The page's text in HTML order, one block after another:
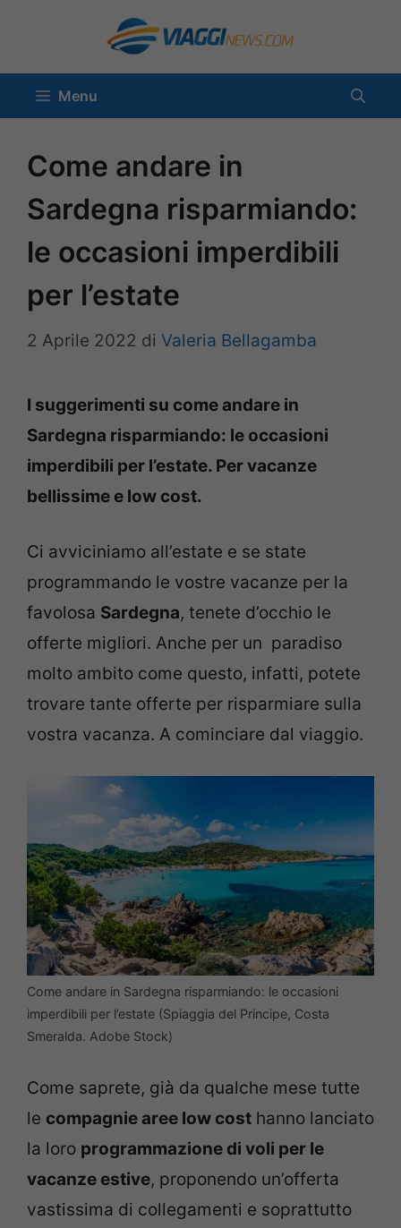
contenuto
Menu
Come andare in
Sardegna risparmiando:
le occasioni imperdibili
per l’estate
2 Aprile 2022 di Valeria Bellagamba
I suggerimenti su come andare in
Sardegna risparmiando: le occasioni
imperdibili per l’estate. Per vacanze
bellissime e low cost.
Ci avviciniamo all’estate e se state
programmando le vostre vacanze per la
favolosa Sardegna, tenete d’occhio le
offerte migliori. Anche per un paradiso
molto ambito come questo, infatti, potete
trovare tante offerte per risparmiare sulla
vostra vacanza. A cominciare dal viaggio.
Come andare in Sardegna risparmiando: le occasioni
imperdibili per l’estate (Spiaggia del Principe, Costa
Smeralda. Adobe Stock)
Come saprete, già da qualche mese tutte
le compagnie aree low cost hanno lanciato
la loro programmazione di voli per le
vacanze estive, proponendo un’offerta
vastissima di collegamenti e soprattutto